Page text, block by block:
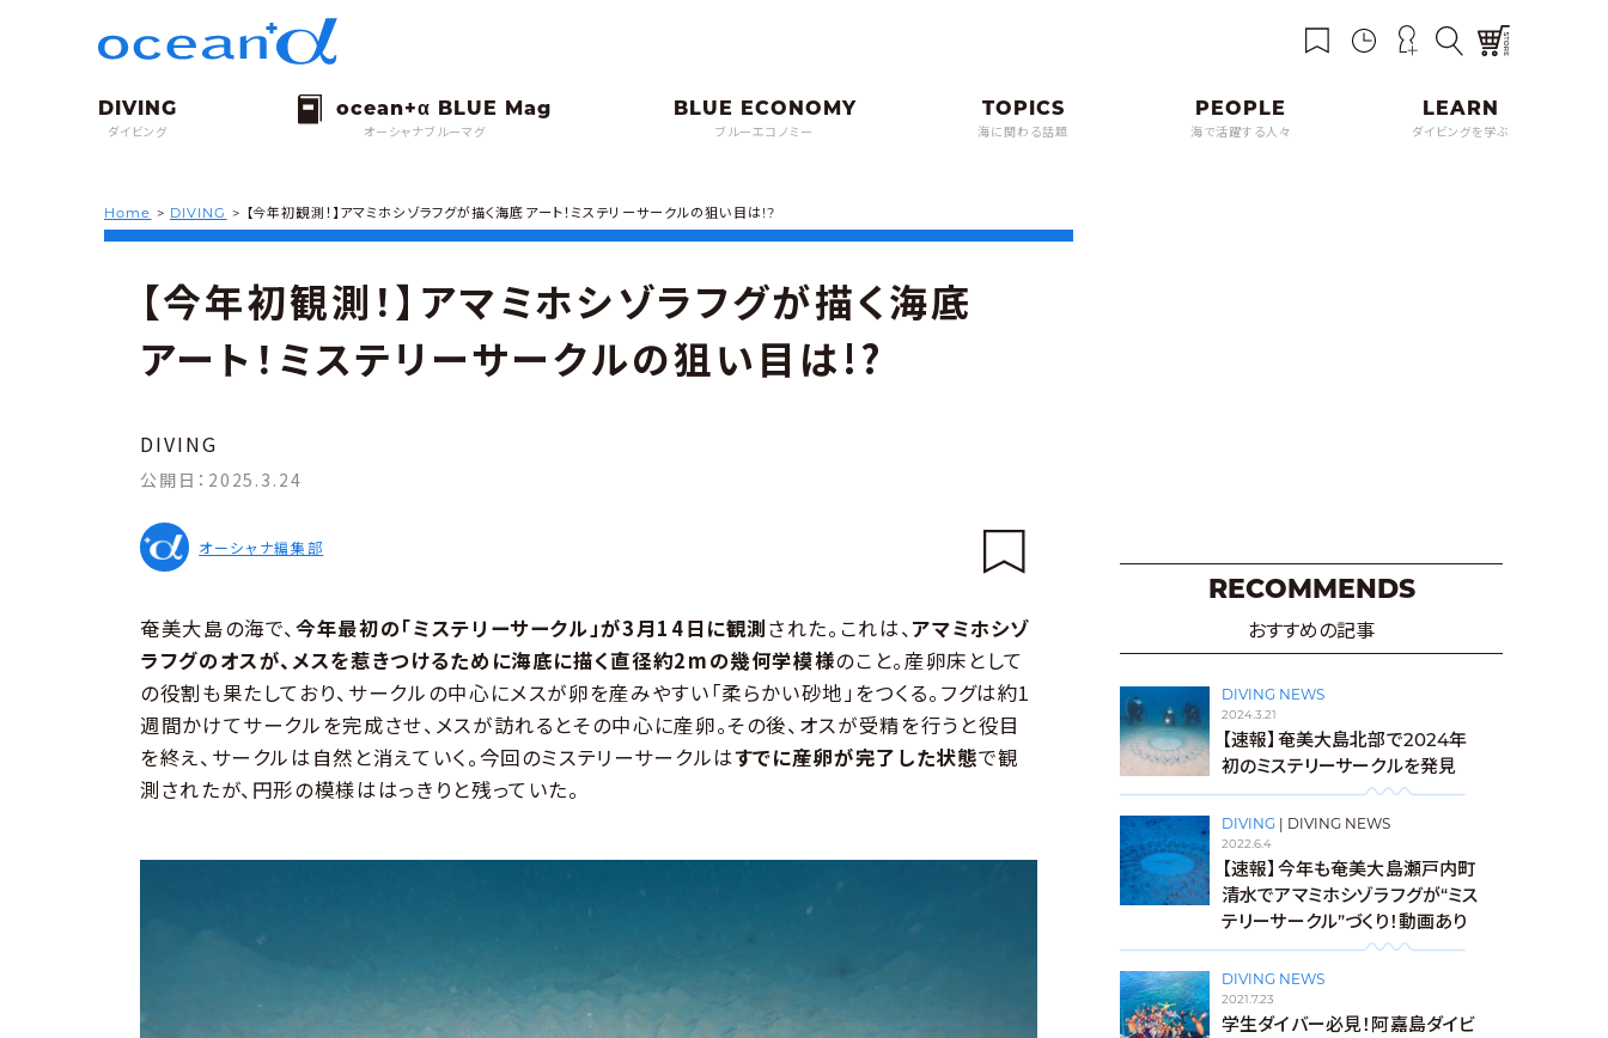
ダイビング オーシャナブルーマグ ブルーエコノミー 海に関わる話題 海で活躍する人々 ダイビングを学ぶ
Home > DIVING > 【今年初観測！】アマミホシゾラフグが描く海底アート！ミステリーサークルの狙い目は!?
【今年初観測！】アマミホシゾラフグが描く海底
アート！ミステリーサークルの狙い目は!?
DIVING
公開日： 2025.3.24
オーシャナ編集部
奄美大島の海で、今年最初の「ミステリーサークル」が3月14日に観測された。これは、 アマミホシゾ
ラフグのオスが、メスを惹きつけるために海底に描く直径約2mの幾何学模様のこと。産卵床として
の役割も果たしており、サークルの中心にメスが卵を産みやすい「柔らかい砂地」をつくる。フグは約1
週間かけてサークルを完成させ、メスが訪れるとその中心に産卵。その後、オスが受精を行うと役目
を終え、サークルは自然と消えていく。今回のミステリーサークルはすでに産卵が完了した状態で観
測されたが、円形の模様ははっきりと残っていた。
RECOMMENDS
おすすめの記事
DIVING NEWS
2024.3.21
【速報】奄美大島北部で2024年
初のミステリーサークルを発見
DIVING | DIVING NEWS
2022.6.4
【速報】今年も奄美大島瀬戸内町
清水でアマミホシゾラフグが“ミス
テリーサークル”づくり！動画あり
DIVING NEWS
2021.7.23
学生ダイバー必見！阿嘉島ダイビ